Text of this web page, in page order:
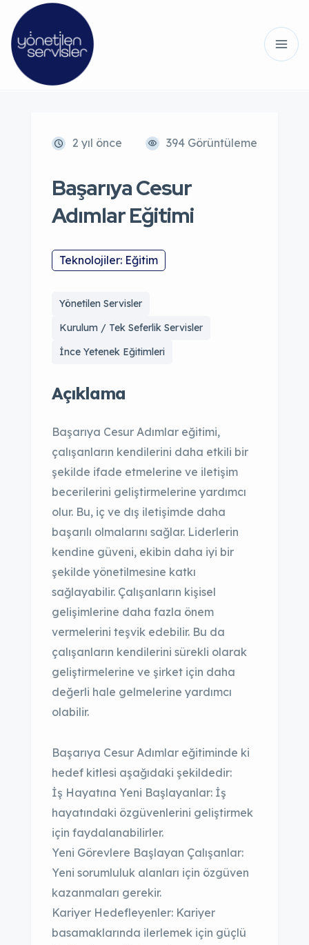
2 yıl önce 394 Görüntüleme
Başarıya Cesur
Adımlar Eğitimi
Teknolojiler: Eğitim
Yönetilen Servisler
Kurulum / Tek Seferlik Servisler
İnce Yetenek Eğitimleri
Açıklama
Başarıya Cesur Adımlar eğitimi,
çalışanların kendilerini daha etkili bir
şekilde ifade etmelerine ve iletişim
becerilerini geliştirmelerine yardımcı
olur. Bu, iç ve dış iletişimde daha
başarılı olmalarını sağlar. Liderlerin
kendine güveni, ekibin daha iyi bir
şekilde yönetilmesine katkı
sağlayabilir. Çalışanların kişisel
gelişimlerine daha fazla önem
vermelerini teşvik edebilir. Bu da
çalışanların kendilerini sürekli olarak
geliştirmelerine ve şirket için daha
değerli hale gelmelerine yardımcı
olabilir.
Başarıya Cesur Adımlar eğitiminde ki
hedef kitlesi aşağıdaki şekildedir:
İş Hayatına Yeni Başlayanlar: İş
hayatındaki özgüvenlerini geliştirmek
için faydalanabilirler.
Yeni Görevlere Başlayan Çalışanlar:
Yeni sorumluluk alanları için özgüven
kazanmaları gerekir.
Kariyer Hedefleyenler: Kariyer
basamaklarında ilerlemek için güçlü